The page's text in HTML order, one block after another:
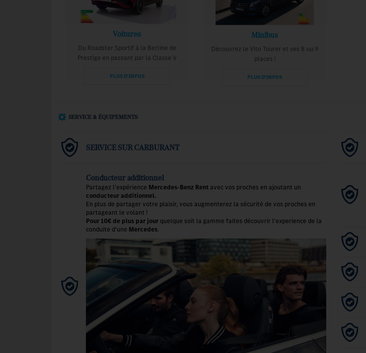
Voitures
Du Roadster Sportif à la Berline de
Prestige en passant par la Classe V
PLUS D'INFOS
Minibus
Découvrez le Vito Tourer et ses 8 ou 9
places !
PLUS D'INFOS
SERVICE & ÉQUIPEMENTS
SERVICE SUR CARBURANT
Conducteur additionnel
Partagez l'expérience Mercedes-Benz Rent avec vos proches en ajoutant un
conducteur additionnel.
En plus de partager votre plaisir, vous augmenterez la sécurité de vos proches en
partageant le volant !
Pour 10€ de plus par jour quelque soit la gamme faites découvrir l'experience de la
conduite d'une Mercedes.